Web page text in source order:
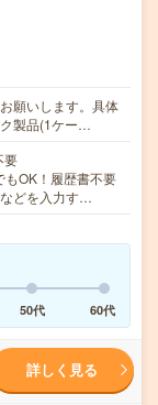
願いします。具体
製品(1ケー…
要
OK！履歴書不要
どを入力す…
50代 60代
詳しく見る